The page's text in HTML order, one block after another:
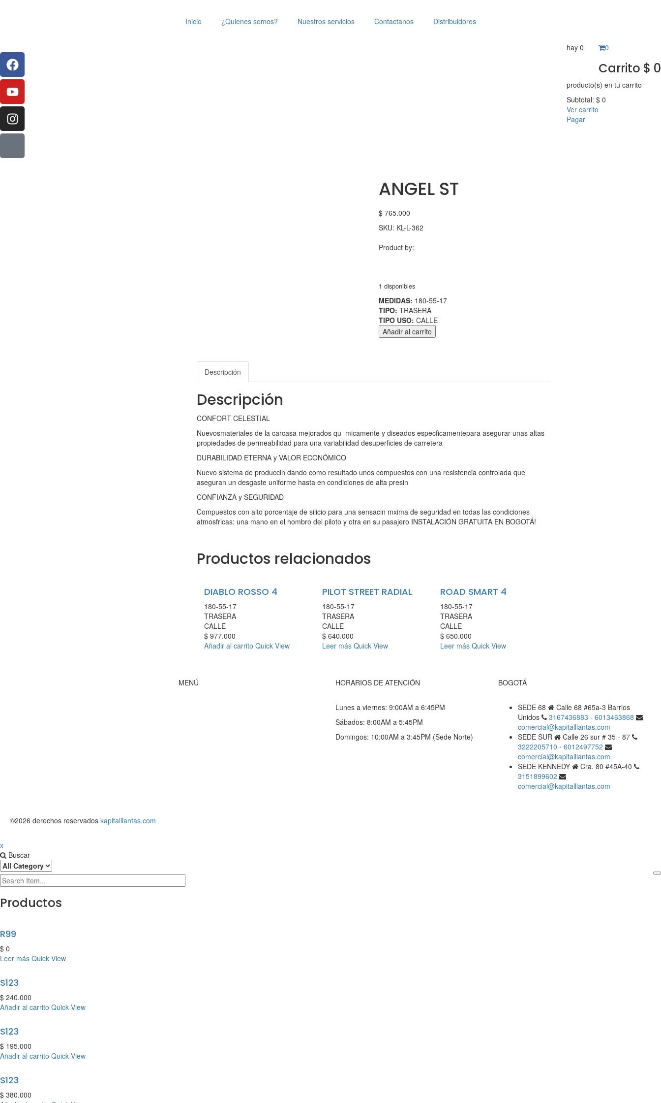
Inicio ¿Quienes somos? Nuestros servicios Contactanos Distribuidores
0
Carrito $ 0
hay 0
producto(s) en tu carrito
Subtotal: $ 0
Ver carrito
Pagar
ANGEL ST
$765.000
SKU: KL-L-362
Product by:
1 disponibles
MEDIDAS: 180-55-17
TIPO: TRASERA
TIPO USO: CALLE
Añadir al carrito
Descripción
Descripción
CONFORT CELESTIAL
Nuevosmateriales de la carcasa mejorados qu_micamente y diseados especficamentepara asegurar unas altas
propiedades de permeabilidad para una variabilidad desuperficies de carretera
DURABILIDAD ETERNA y VALOR ECONÓMICO
Nuevo sistema de produccin dando como resultado unos compuestos con una resistencia controlada que
aseguran un desgaste uniforme hasta en condiciones de alta presin
CONFIANZA y SEGURIDAD
Compuestos con alto porcentaje de silicio para una sensacin mxima de seguridad en todas las condiciones
atmosfricas: una mano en el hombro del piloto y otra en su pasajero INSTALACIÓN GRATUITA EN BOGOTÁ!
Productos relacionados
DIABLO ROSSO 4
180-55-17
TRASERA
CALLE
$977.000
Añadir al carrito Quick View
PILOT STREET RADIAL
180-55-17
TRASERA
CALLE
$640.000
Leer más Quick View
ROAD SMART 4
180-55-17
TRASERA
CALLE
$650.000
Leer más Quick View
MENÚ HORARIOS DE ATENCIÓN
Lunes a viernes: 9:00AM a 6:45PM
Sábados: 8:00AM a 5:45PM
Domingos: 10:00AM a 3:45PM (Sede Norte)
BOGOTÁ
SEDE 68
Calle 68 #65a-3 Barrios
Unidos
3167436883 - 6013463868
comercial@kapitalllantas.com
SEDE SUR
Calle 26 sur # 35 - 87
3222205710 - 6012497752
comercial@kapitalllantas.com
SEDE KENNEDY
Cra. 80 #45A-40
3151899602
comercial@kapitalllantas.com
©2026 derechos reservados kapitalllantas.com
x
Buscar
Productos
R99
$ 0
Leer más Quick View
S123
$ 240.000
Añadir al carrito Quick View
S123
$ 195.000
Añadir al carrito Quick View
S123
$ 380.000